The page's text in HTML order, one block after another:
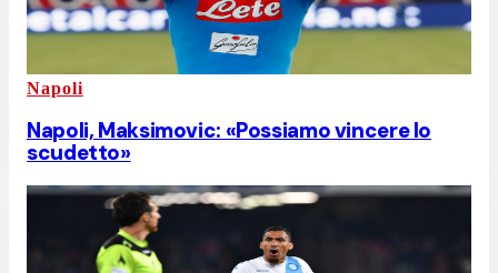
Napoli
Napoli, Maksimovic: «Possiamo vincere lo
scudetto»